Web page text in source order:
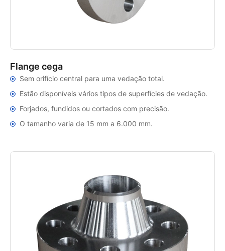
Flange cega
Sem orifício central para uma vedação total.
Estão disponíveis vários tipos de superfícies de vedação.
Forjados, fundidos ou cortados com precisão.
O tamanho varia de 15 mm a 6.000 mm.